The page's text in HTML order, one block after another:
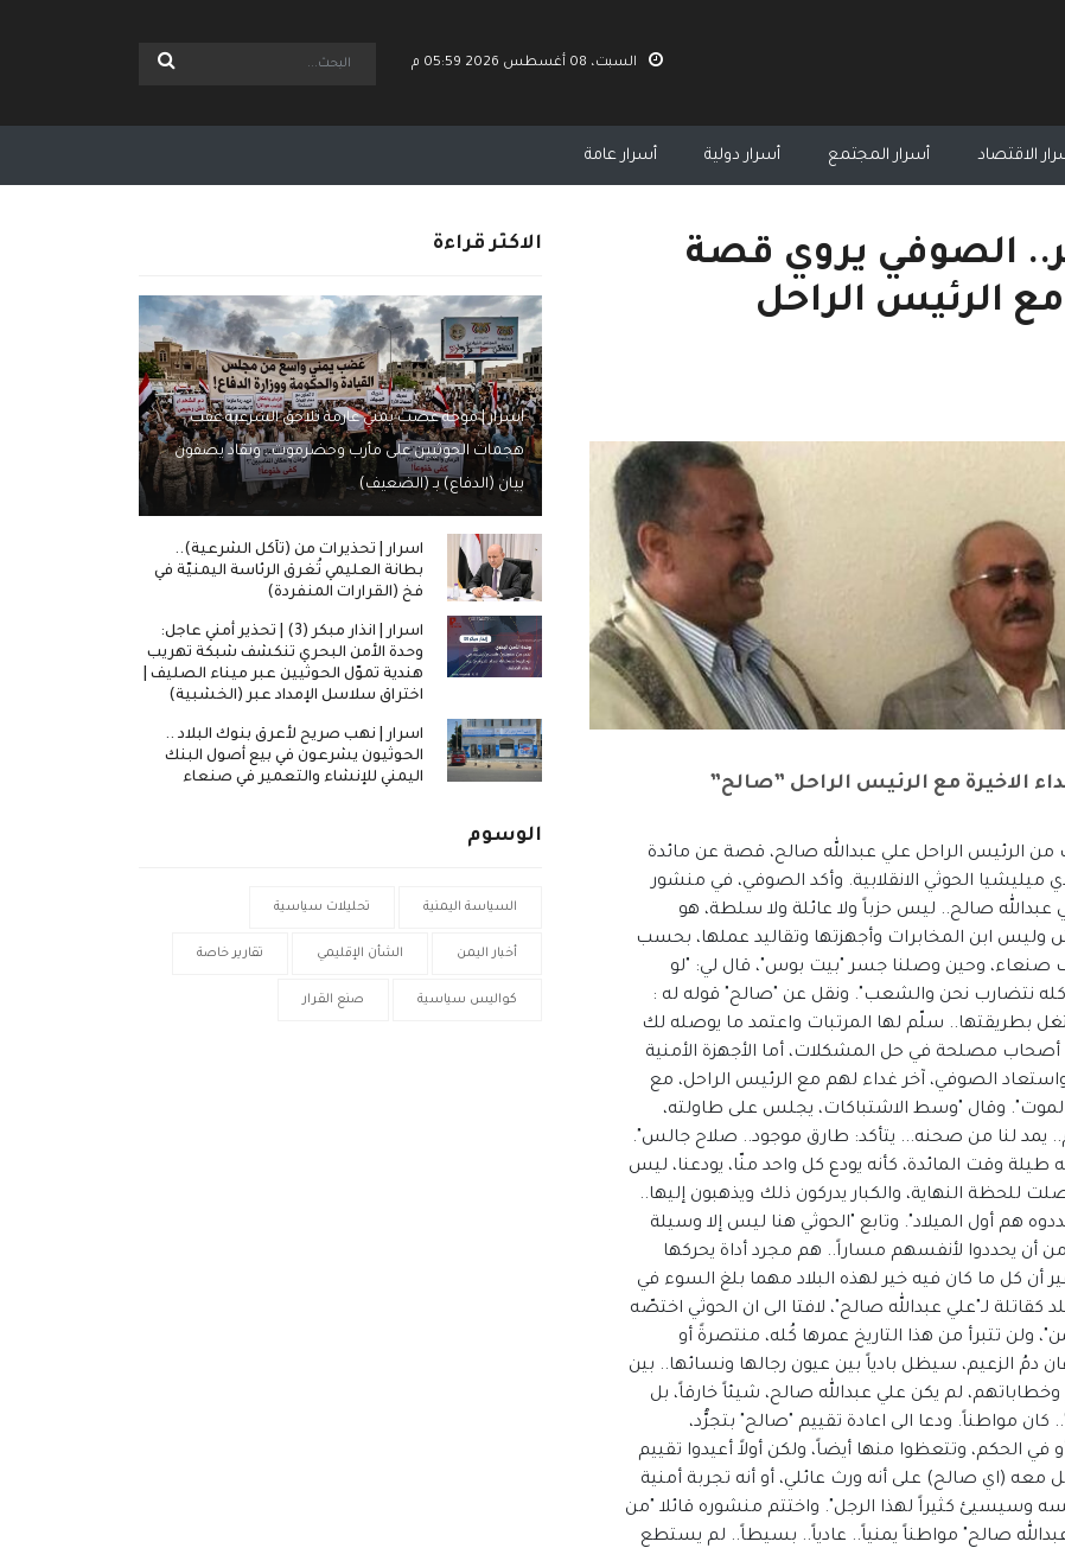
السبت، 08 أغسطس 2026 05:59 م
الاقتصاد أسرار المجتمع أسرار دولية أسرار عامة
الصوفي يروي قصة
مع الرئيس الراحل
الاخيرة مع الرئيس الراحل ”صالح”
الرئيس الراحل علي عبدالله صالح، قصة عن مائدة
ميليشيا الحوثي الانقلابية. وأكد الصوفي، في منشور
صالح.. ليس حزباً ولا عائلة ولا سلطة، هو
وليس ابن المخابرات وأجهزتها وتقاليد عملها، بحسب
وحين وصلنا جسر "بيت بوس"، قال لي: "لو
كله نتضارب نحن والشعب". ونقل عن "صالح" قوله له :
بطريقتها.. سلّم لها المرتبات واعتمد ما يوصله لك
أصحاب مصلحة في حل المشكلات، أما الأجهزة الأمنية
الصوفي، آخر غداء لهم مع الرئيس الراحل، مع
وقال "وسط الاشتباكات، يجلس على طاولته،
يمد لنا من صحنه... يتأكد: طارق موجود.. صلاح جالس".
طيلة وقت المائدة، كأنه يودع كل واحد منّا، يودعنا، ليس
للحظة النهاية، والكبار يدركون ذلك ويذهبون إليها..
هم أول الميلاد". وتابع "الحوثي هنا ليس إلا وسيلة
أن يحددوا لأنفسهم مساراً.. هم مجرد أداة يحركها
أن كل ما كان فيه خير لهذه البلاد مهما بلغ السوء في
كقاتلة لـ"علي عبدالله صالح"، لافتا الى ان الحوثي اختصّه
ولن تتبرأ من هذا التاريخ عمرها كُله، منتصرةً أو
الزعيم، سيظل بادياً بين عيون رجالها ونسائها.. بين
لم يكن علي عبدالله صالح، شيئاً خارقاً، بل
مواطناً. ودعا الى اعادة تقييم "صالح" بتجرُّد،
الحكم، وتتعظوا منها أيضاً، ولكن أولاً أعيدوا تقييم
(اي صالح) على أنه ورث عائلي، أو أنه تجربة أمنية
وسيسيئ كثيراً لهذا الرجل". واختتم منشوره قائلا "من
عبدالله صالح" مواطناً يمنياً.. عادياً.. بسيطاً.. لم يستطع
الاكثر قراءة
اسرار | موجة غضب يمني عارمة تلاحق الشرعية عقب
هجمات الحوثيين على مأرب وحضرموت.. ونقاد يصفون
بيان (الدفاع) بـ (الضعيف)
اسرار | تحذيرات من (تآكل الشرعية)..
بطانة العليمي تُغرق الرئاسة اليمنيّة في
فخ (القرارات المنفردة)
اسرار | انذار مبكر (3) | تحذير أمني عاجل:
وحدة الأمن البحري تنكشف شبكة تهريب
هندية تموّل الحوثيين عبر ميناء الصليف |
اختراق سلاسل الإمداد عبر (الخشبية)
اسرار | نهب صريح لأعرق بنوك البلاد ..
الحوثيون يشرعون في بيع أصول البنك
اليمني للإنشاء والتعمير في صنعاء
الوسوم
السياسة اليمنية تحليلات سياسية
أخبار اليمن الشأن الإقليمي تقارير خاصة
كواليس سياسية صنع القرار